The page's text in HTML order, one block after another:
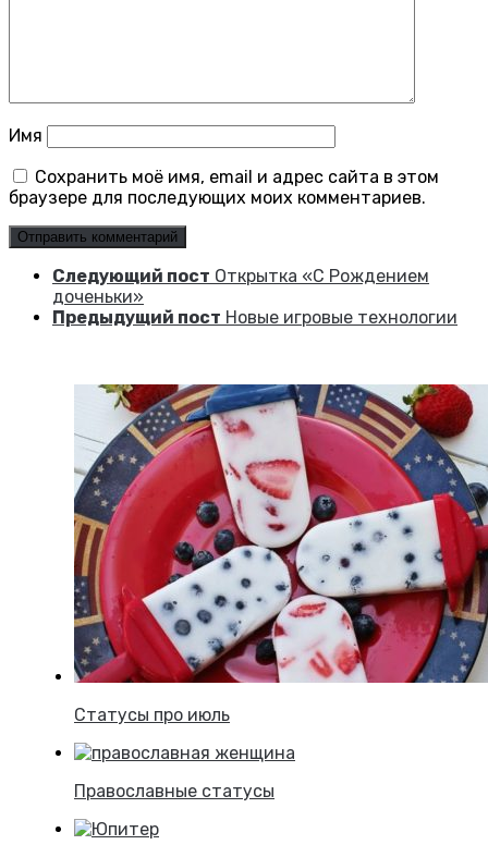
Имя
Сохранить моё имя, email и адрес сайта в этом
браузере для последующих моих комментариев.
Следующий пост Открытка «С Рождением
доченьки»
Предыдущий пост Новые игровые технологии
Статусы про июль
Православные статусы